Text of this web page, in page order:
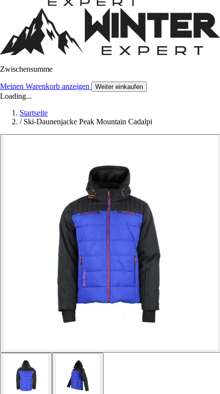
Zwischensumme
Meinen Warenkorb anzeigen Weiter einkaufen
Loading...
Startseite
/ Ski-Daunenjacke Peak Mountain Cadalpi